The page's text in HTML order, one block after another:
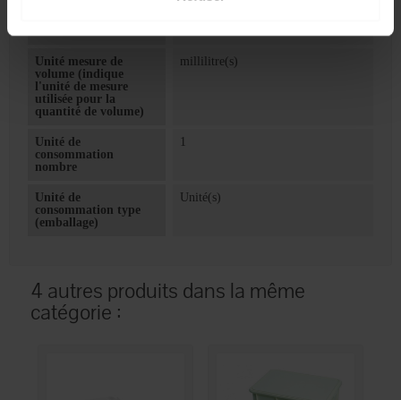
Unité mesure de
volume (indique
l'unité de mesure
utilisée pour la
quantité de volume)
millilitre(s)
Unité de
consommation
nombre
Unité de
consommation type
(emballage)
Unité(s)
4 autres produits dans la même
catégorie :